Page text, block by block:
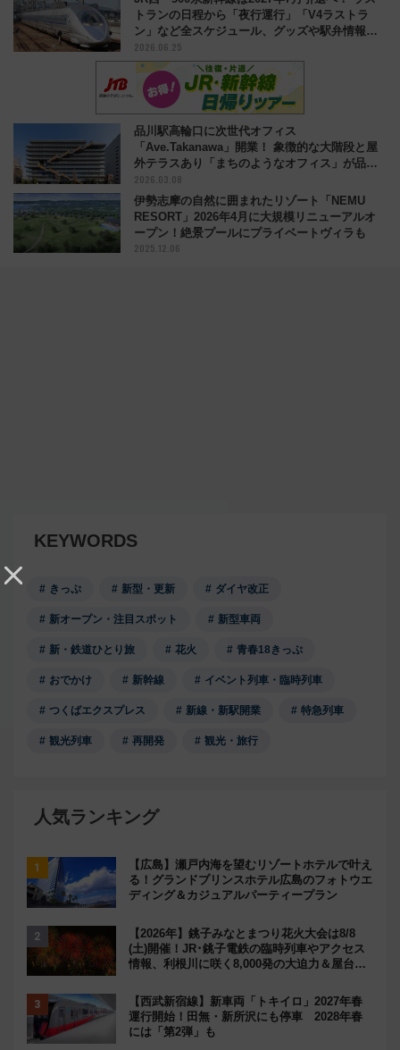
トランの日程から「夜行運行」「V4ラストラ
ン」など全スケジュール、グッズや駅弁情報ま
で解説
2026.06.25
品川駅高輪口に次世代オフィス
「Ave.Takanawa」開業！ 象徴的な大階段と屋
外テラスあり「まちのようなオフィス」が品川
の新ランドマークに
2026.03.08
伊勢志摩の自然に囲まれたリゾート「NEMU
RESORT」2026年4月に大規模リニューアルオ
ープン！絶景プールにプライベートヴィラも
2025.12.06
KEYWORDS
きっぷ 新型・更新 ダイヤ改正
新オープン・注目スポット 新型車両
新・鉄道ひとり旅 花火 青春18きっぷ
おでかけ 新幹線 イベント列車・臨時列車
つくばエクスプレス 新線・新駅開業 特急列車
観光列車 再開発 観光・旅行
人気ランキング
【広島】瀬戸内海を望むリゾートホテルで叶え
る！グランドプリンスホテル広島のフォトウエ
ディング＆カジュアルパーティープラン
【2026年】銚子みなとまつり花火大会は8/8
(土)開催！JR･銚子電鉄の臨時列車やアクセス
情報、利根川に咲く8,000発の大迫力＆屋台を
【西武新宿線】新車両「トキイロ」2027年春
運行開始！田無・新所沢にも停車 2028年春
には「第2弾」も